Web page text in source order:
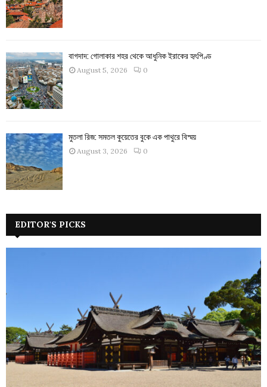
বাগদাদ: গোলাকার শহর থেকে আধুনিক ইরাকের হৃৎপিণ্ড
August 5, 2026 0
মুতলা রিজ: সমতল কুয়েতের বুকে এক পাথুরে বিস্ময়
August 3, 2026 0
EDITOR'S PICKS